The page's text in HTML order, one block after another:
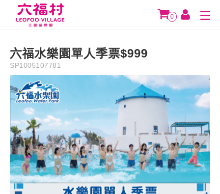
0
999
Description Instruction Refund Policy
六福水樂園單人季票$999
SP1005107781